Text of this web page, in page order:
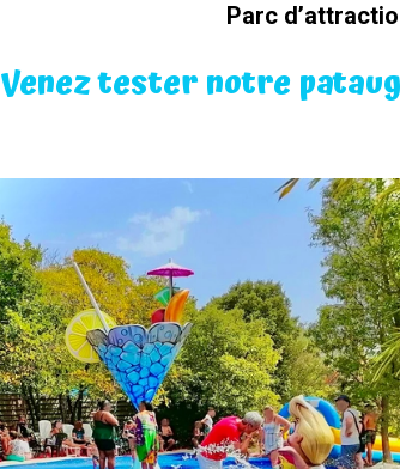
Parc
Venez tester notre